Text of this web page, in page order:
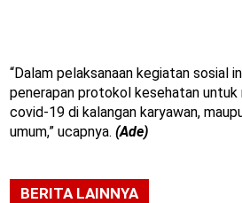
“Dalam pelaksanaan kegiatan sosial
penerapan protokol kesehatan untuk
covid-19 di kalangan karyawan,
umum,” ucapnya. (Ade)
BERITA LAINNYA